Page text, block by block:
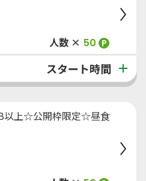
人数 × 50 P
スタート時間
以上☆公開枠限定☆昼食